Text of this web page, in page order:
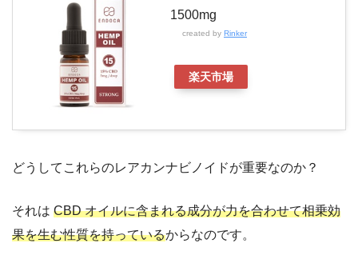
1500mg
created by Rinker
楽天市場
どうしてこれらのレアカンナビノイドが重要なのか？
それは CBD オイルに含まれる成分が力を合わせて相乗効
果を生む性質を持っているからなのです。